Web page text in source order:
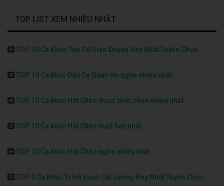
TOP LIST XEM NHIỀU NHẤT
TOP 10 Ca Khúc Tân Cổ Giao Duyên Hay Nhất Tuyển Chọn
TOP 10 Ca khúc Dân Ca Quan Họ nghe nhiều nhất
TOP 10 Ca khúc Hát Chèo được bình chọn nhiều nhất
TOP 10 Ca khúc Hát Chèo mp3 hay nhất
TOP 10 Ca khúc Hát Chèo nghe nhiều nhất
TOP 5 Ca Khúc Trích Đoạn Cải Lương Hay Nhất Tuyển Chọn